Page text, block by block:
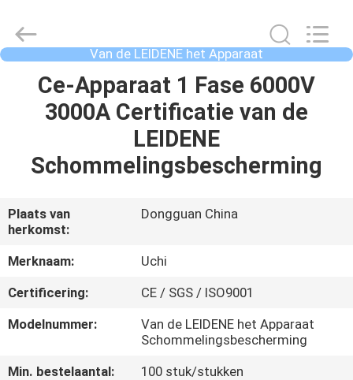
HUIS
ONS
FABRIEKSREIS
KWALITEITSCONTROLE
CONTACTEER
Technology
Co.,Ltd.
All
Van de LEIDENE het Apparaat
Schommelingsbescherming
Ce-Apparaat 1 Fase 6000V
3000A Certificatie van de
LEIDENE
Schommelingsbescherming
Plaats van
herkomst:
Dongguan China
Merknaam:
Uchi
Certificering:
CE / SGS / ISO9001
Modelnummer:
Van de LEIDENE het Apparaat
Schommelingsbescherming
Min. bestelaantal:
100 stuk/stukken